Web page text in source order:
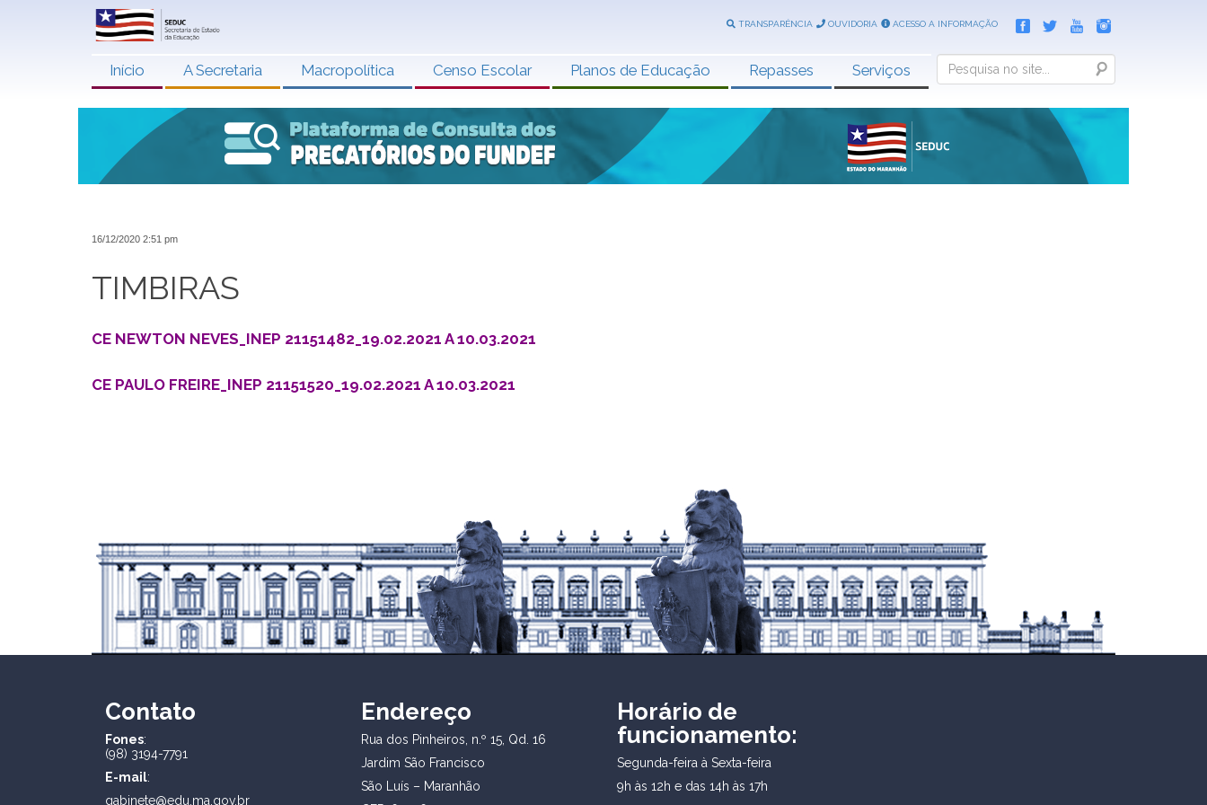
TRANSPARÊNCIA OUVIDORIA ACESSO A INFORMAÇÃO
Início A Secretaria Macropolítica Censo Escolar Planos de Educação Repasses Serviços Search
16/12/2020 2:51 pm
TIMBIRAS
CE NEWTON NEVES_INEP 21151482_19.02.2021 A 10.03.2021
CE PAULO FREIRE_INEP 21151520_19.02.2021 A 10.03.2021
Contato
Fones:
(98) 3194-7791
E-mail:
gabinete@edu.ma.gov.br
Endereço
Rua dos Pinheiros, n.º 15, Qd. 16
Jardim São Francisco
São Luís – Maranhão
Horário de
funcionamento:
Segunda-feira à Sexta-feira
9h às 12h e das 14h às 17h